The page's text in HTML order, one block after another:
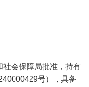
社会保障局批准，持有
号），具备